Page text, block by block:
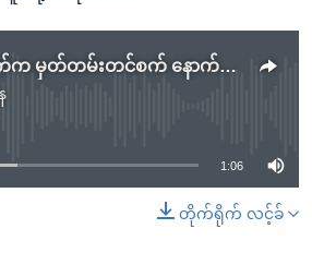
အီဂျစ်လေယာဉ်ပျက်က မှတ်တမ်းတင်စက် နောက်တလုံး ထပ်မံတွေ့ရှိ
source currently available
1:06
တိုက်ရိုက် လင့်ခ်